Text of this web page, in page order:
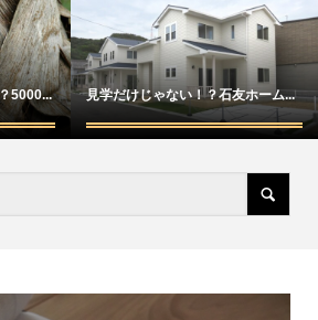
5000... 見学だけじゃない！？石友ホーム...